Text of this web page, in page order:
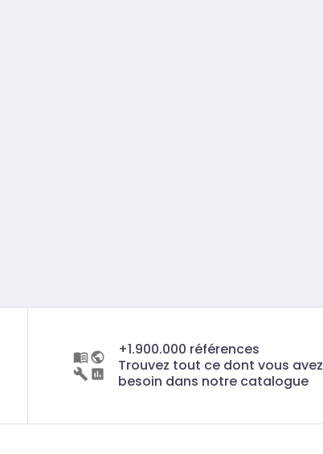
+1.900.000 références
Trouvez tout ce dont vous avez
besoin dans notre catalogue